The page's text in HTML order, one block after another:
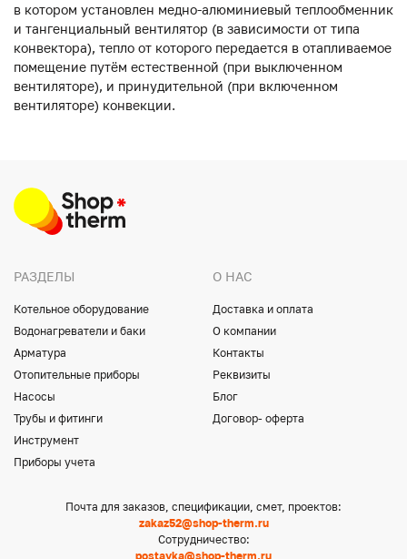
в котором установлен медно-алюминиевый теплообменник
и тангенциальный вентилятор (в зависимости от типа
конвектора), тепло от которого передается в отапливаемое
помещение путём естественной (при выключенном
вентиляторе), и принудительной (при включенном
вентиляторе) конвекции.
РАЗДЕЛЫ
Котельное оборудование
Водонагреватели и баки
Арматура
Отопительные приборы
Насосы
Трубы и фитинги
Инструмент
Приборы учета
О НАС
Доставка и оплата
О компании
Контакты
Реквизиты
Блог
Договор- оферта
Почта для заказов, спецификации, смет, проектов:
zakaz52@shop-therm.ru
Сотрудничество:
postavka@shop-therm.ru